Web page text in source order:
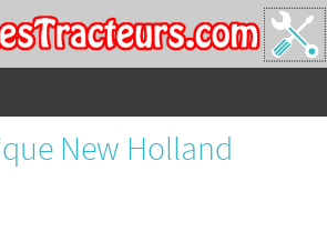
New Holland